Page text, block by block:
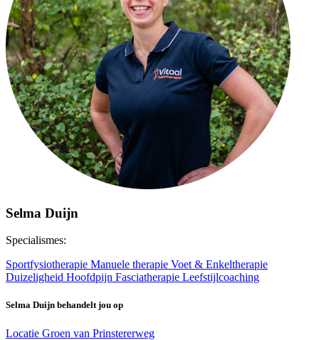
Selma Duijn
Specialismes:
Sportfysiotherapie Manuele therapie Voet & Enkeltherapie
Duizeligheid Hoofdpijn Fasciatherapie Leefstijlcoaching
Selma Duijn behandelt jou op
Locatie Groen van Prinstererweg